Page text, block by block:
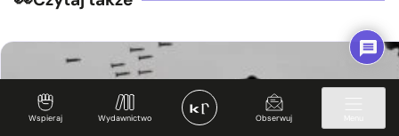
Wspieraj Wydawnictwo Obserwuj